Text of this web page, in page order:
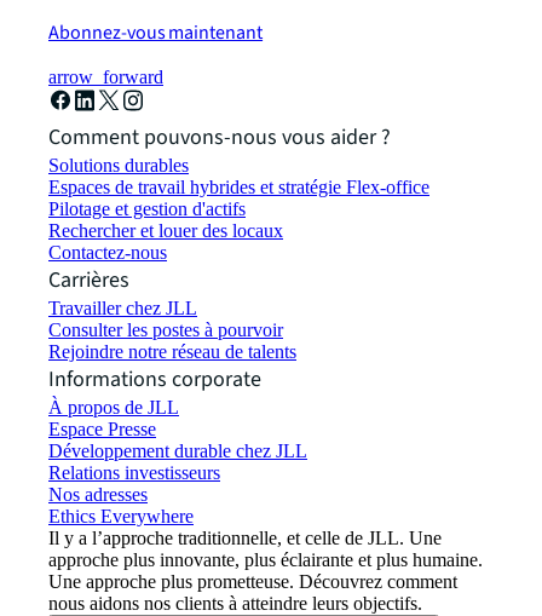
Abonnez-vous maintenant
arrow_forward
Comment pouvons-nous vous aider ?
Solutions durables
Espaces de travail hybrides et stratégie Flex-office
Pilotage et gestion d'actifs
Rechercher et louer des locaux
Contactez-nous
Carrières
Travailler chez JLL
Consulter les postes à pourvoir
Rejoindre notre réseau de talents
Informations corporate
À propos de JLL
Espace Presse
Développement durable chez JLL
Relations investisseurs
Nos adresses
Ethics Everywhere
Il y a l’approche traditionnelle, et celle de JLL. Une
approche plus innovante, plus éclairante et plus humaine.
Une approche plus prometteuse. Découvrez comment
nous aidons nos clients à atteindre leurs objectifs.